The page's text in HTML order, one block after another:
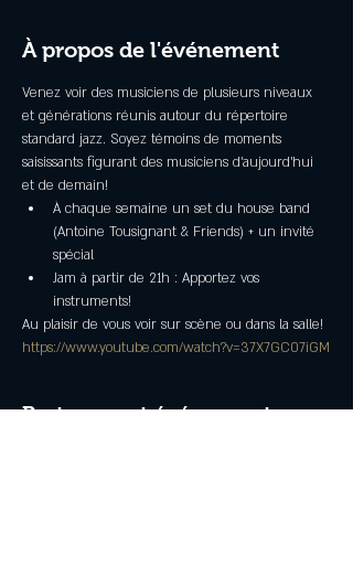
À propos de l'événement
Venez voir des musiciens de plusieurs niveaux
et générations réunis autour du répertoire
standard jazz. Soyez témoins de moments
saisissants figurant des musiciens d’aujourd’hui
et de demain!
À chaque semaine un set du house band
(Antoine Tousignant & Friends) + un invité
spécial
Jam à partir de 21h : Apportez vos
instruments!
Au plaisir de vous voir sur scène ou dans la salle!
https://www.youtube.com/watch?v=37X7GC07iGM
Partager cet événement